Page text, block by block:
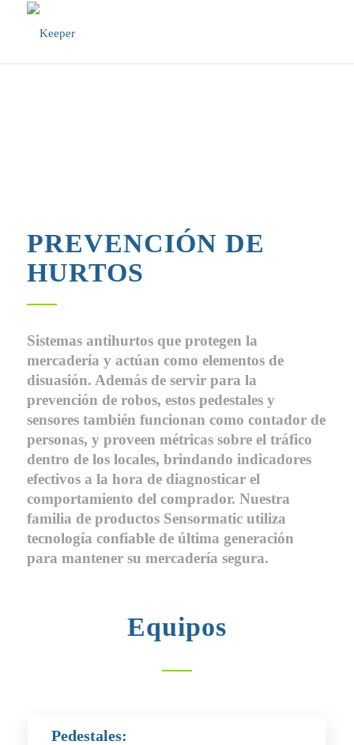
PREVENCIÓN DE
HURTOS
Sistemas antihurtos que protegen la
mercadería y actúan como elementos de
disuasión. Además de servir para la
prevención de robos, estos pedestales y
sensores también funcionan como contador de
personas, y proveen métricas sobre el tráfico
dentro de los locales, brindando indicadores
efectivos a la hora de diagnosticar el
comportamiento del comprador. Nuestra
familia de productos Sensormatic utiliza
tecnología confiable de última generación
para mantener su mercadería segura.
Equipos
Pedestales: